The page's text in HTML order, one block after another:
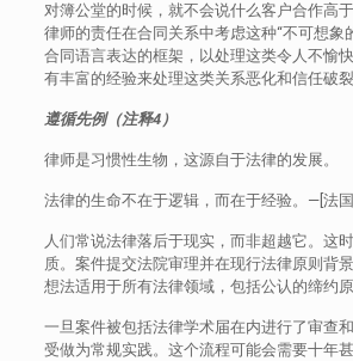
对簿公堂的时候，就不会说什么客户合作高
律师的责任在合同关系中考虑这种“不可想象
合同语言表达的框架，以处理这类令人不愉
有丰富的经验来处理这类关系恶化和信任破裂
遵循先例（注释4）
律师是习惯性生物，这源自于法律的发展。
法律的生命不在于逻辑，而在于经验。—[法
人们常说法律落后于现实，而非超越它。这
质。案件提交法院审理并在现行法律原则背
想法适用于所有法律领域，包括公认的缔约原
一旦案件被包括法律学术届在内进行了审查
受做为常规实践。这个流程可能会需要十年甚